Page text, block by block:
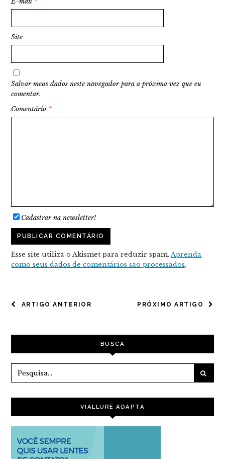
Site
Salvar meus dados neste navegador para a próxima vez que eu
comentar.
Comentário *
Cadastrar na newsletter!
Esse site utiliza o Akismet para reduzir spam.Aprenda
como seus dados de comentários são processados.
NAVEGAÇÃO
POST
PRÓXIMO ARTIGO
ARTIGO ANTERIOR
BUSCA
VIALLURE ADAPTA